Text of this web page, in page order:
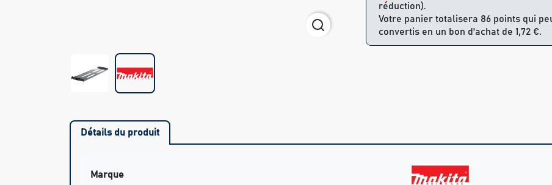
réduction).
Votre panier totalisera 86 points qui
convertis en un bon d'achat de 1,72 €.
Détails du produit
Marque